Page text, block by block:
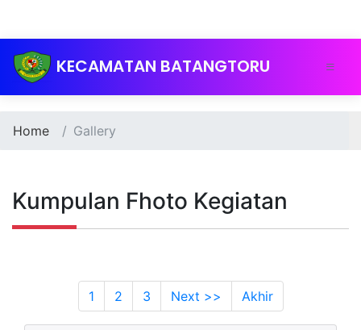
KECAMATAN BATANGTORU
Home Gallery
Kumpulan Fhoto Kegiatan
1(current)
2 3 Next >> Akhir